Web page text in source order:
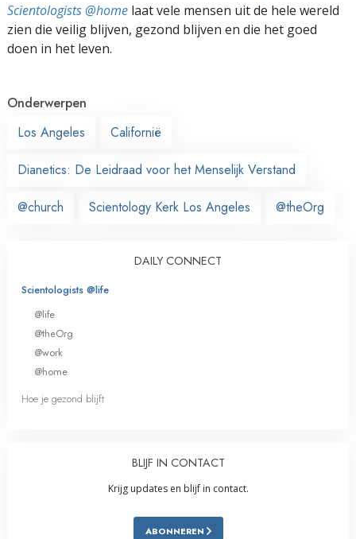
Scientologists @home laat vele mensen uit de hele wereld
zien die veilig blijven, gezond blijven en die het goed
doen in het leven.
Onderwerpen
Los Angeles
Californië
Dianetics: De Leidraad voor het Menselijk Verstand
@church Scientology Kerk Los Angeles @theOrg
DAILY CONNECT
Scientologists @life
@life
@theOrg
@work
@home
Hoe je gezond blijft
BLIJF IN CONTACT
Krijg updates en blijf in contact.
ABONNEREN